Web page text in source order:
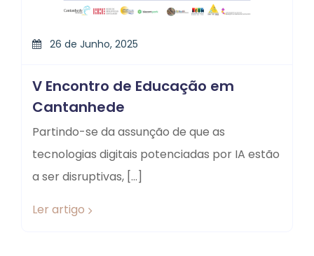
26 de Junho, 2025
V Encontro de Educação em
Cantanhede
Partindo-se da assunção de que as
tecnologias digitais potenciadas por IA estão
a ser disruptivas, […]
Ler artigo